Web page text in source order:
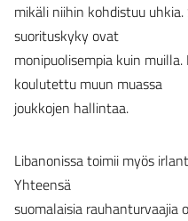
mikäli niihin kohdistuu
suorituskyky ovat
monipuolisempia kuin
koulutettu muun muassa
joukkojen hallintaa.
Libanonissa toimii myös
Yhteensä
suomalaisia rauhanturvaajia